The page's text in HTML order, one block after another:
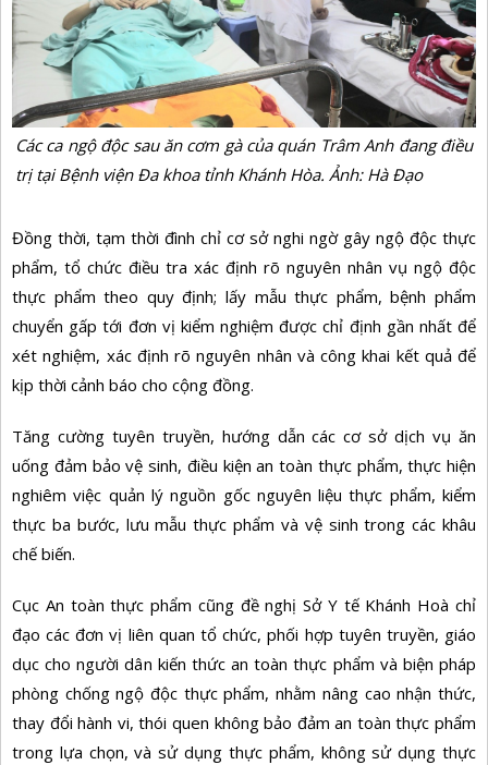
Các ca ngộ độc sau ăn cơm gà của quán Trâm Anh đang điều
trị tại Bệnh viện Đa khoa tỉnh Khánh Hòa. Ảnh: Hà Đạo
Đồng thời, tạm thời đình chỉ cơ sở nghi ngờ gây ngộ độc thực
phẩm, tổ chức điều tra xác định rõ nguyên nhân vụ ngộ độc
thực phẩm theo quy định; lấy mẫu thực phẩm, bệnh phẩm
chuyển gấp tới đơn vị kiểm nghiệm được chỉ định gần nhất để
xét nghiệm, xác định rõ nguyên nhân và công khai kết quả để
kịp thời cảnh báo cho cộng đồng.
Tăng cường tuyên truyền, hướng dẫn các cơ sở dịch vụ ăn
uống đảm bảo vệ sinh, điều kiện an toàn thực phẩm, thực hiện
nghiêm việc quản lý nguồn gốc nguyên liệu thực phẩm, kiểm
thực ba bước, lưu mẫu thực phẩm và vệ sinh trong các khâu
chế biến.
Cục An toàn thực phẩm cũng đề nghị Sở Y tế Khánh Hoà chỉ
đạo các đơn vị liên quan tổ chức, phối hợp tuyên truyền, giáo
dục cho người dân kiến thức an toàn thực phẩm và biện pháp
phòng chống ngộ độc thực phẩm, nhằm nâng cao nhận thức,
thay đổi hành vi, thói quen không bảo đảm an toàn thực phẩm
trong lựa chọn, và sử dụng thực phẩm, không sử dụng thực